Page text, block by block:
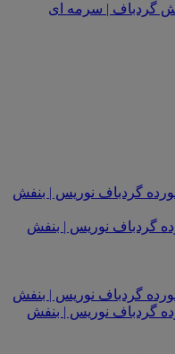
گردباف نوریس | بنفش
گردباف نوریس | بنفش